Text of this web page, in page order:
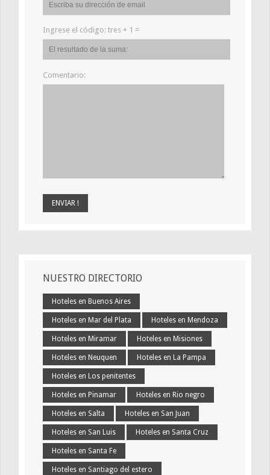
Ingrese el código: tres + 1 =
Comentario:
NUESTRO DIRECTORIO
Hoteles en Buenos Aires
Hoteles en Mar del Plata Hoteles en Mendoza
Hoteles en Miramar Hoteles en Misiones
Hoteles en Neuquen Hoteles en La Pampa
Hoteles en Los penitentes
Hoteles en Pinamar Hoteles en Rio negro
Hoteles en Salta Hoteles en San Juan
Hoteles en San Luis Hoteles en Santa Cruz
Hoteles en Santa Fe
Hoteles en Santiago del estero